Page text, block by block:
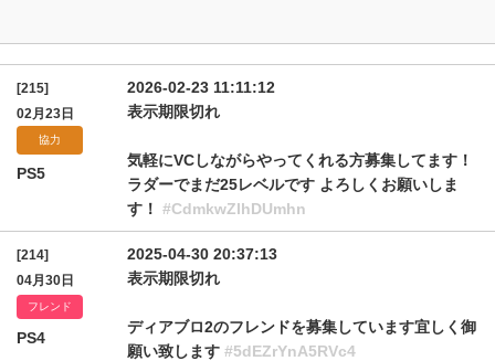
[215]
02月23日
協力
PS5
2026-02-23 11:11:12
表示期限切れ
気軽にVCしながらやってくれる方募集してます！
ラダーでまだ25レベルです よろしくお願いしま
す！ #CdmkwZlhDUmhn
[214]
04月30日
フレンド
PS4
2025-04-30 20:37:13
表示期限切れ
ディアブロ2のフレンドを募集しています宜しく御
願い致します #5dEZrYnA5RVc4